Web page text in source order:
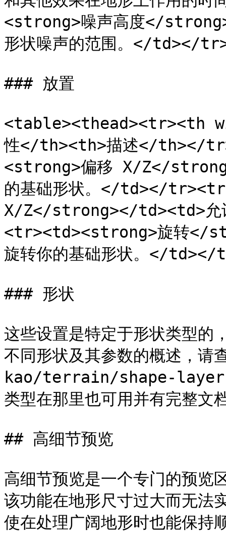
<strong>噪声高度</
形状噪声的范围。</td></
### 放置
<table><thead><tr><th
性</th><th>描述</th></
<strong>偏移 X/Z</
的基础形状。</td></
X/Z</strong></td><td>允
<tr><td><strong>旋转</
旋转你的基础形状。</
### 形状
这些设置是特定于形状类型的
不同形状及其参数的概述，
kao/terrain/shape-
类型在那里也可用并有完整文
## 高细节预览
高细节预览是一个专门的预览
该功能在地形尺寸过大而无法
使在处理广阔地形时也能保持